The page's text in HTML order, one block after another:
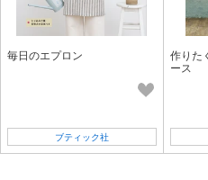
毎日のエプロン
ブティック社
作りた
ース